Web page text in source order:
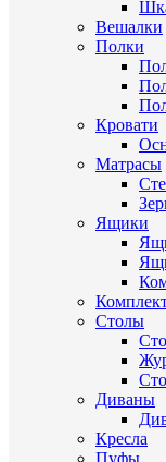
Вешалки
Полки
Кровати
Матрасы
Ящики
Столы
Диваны
Кресла
Пуфы